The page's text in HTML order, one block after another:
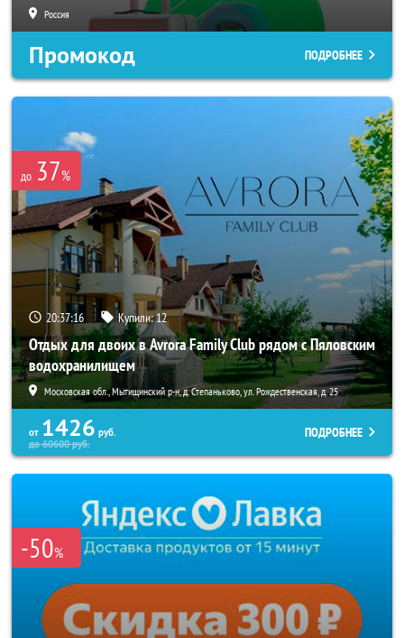
Россия
Промокод ПОДРОБНЕЕ
до 37%
20:37:14 Купили:12
Отдых для двоих в Avrora Family Club рядом с Пяловским
водохранилищем
Московская обл., Мытищинский р-н, д. Степаньково, ул. Рождественская, д. 25
от 1426 руб.
до60600руб.
ПОДРОБНЕЕ
-50%